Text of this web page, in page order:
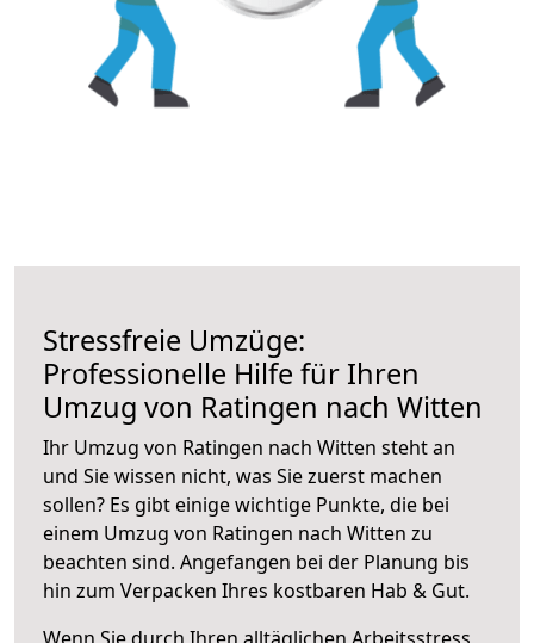
Stressfreie Umzüge:
Professionelle Hilfe für Ihren
Umzug von Ratingen nach Witten
Ihr Umzug von Ratingen nach Witten steht an
und Sie wissen nicht, was Sie zuerst machen
sollen? Es gibt einige wichtige Punkte, die bei
einem Umzug von Ratingen nach Witten zu
beachten sind. Angefangen bei der Planung bis
hin zum Verpacken Ihres kostbaren Hab & Gut.